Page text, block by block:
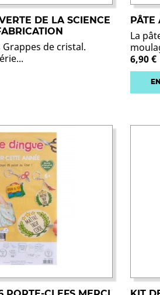
DE LA SCIENCE
de cristal.
PÂTE
La
6,90 €